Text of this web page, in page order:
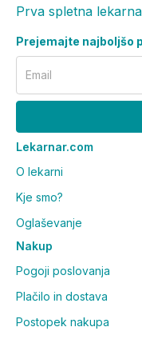
Prva spletna
Prejemajte najboljšo
Email
Lekarnar.com
O lekarni
Kje smo?
Oglaševanje
Nakup
Pogoji poslovanja
Plačilo in dostava
Postopek nakupa